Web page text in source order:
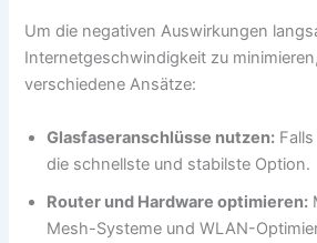
Um die negativen Auswirkungen
Internetgeschwindigkeit zu
verschiedene Ansätze:
Glasfaseranschlüsse nutzen:
die schnellste und stabilste Option.
Router und Hardware optimieren:
Mesh-Systeme und WLAN-